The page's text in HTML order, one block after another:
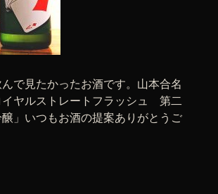
で見たかったお酒です。山本合名
イヤルストレートフラッシュ 第二
」いつもお酒の提案ありがとうご